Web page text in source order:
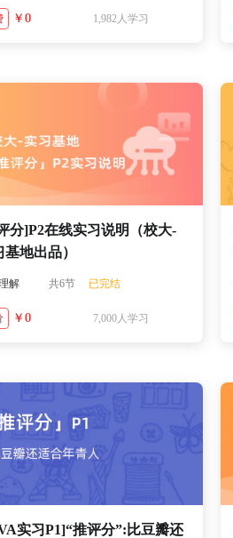
￥0 1,982人学习
分]P2在线实习说明（校大-
基地出品）
解 共6节 已完结
￥0 7,000人学习
实习P1]“推评分”:比豆瓣还